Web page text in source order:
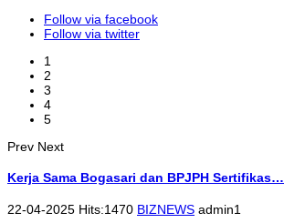
Follow via facebook
Follow via twitter
1
2
3
4
5
Prev Next
Kerja Sama Bogasari dan BPJPH Sertifikas…
22-04-2025 Hits:1470 BIZNEWS admin1